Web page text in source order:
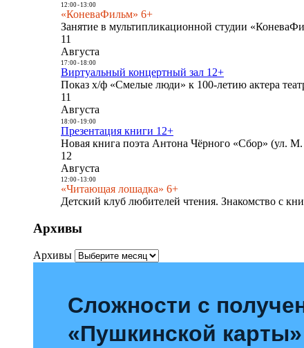
12:00- 13:00
«КоневаФильм» 6+
Занятие в мультипликационной студии
11
Августа
17:00- 18:00
Виртуальный концертный зал 12+
Показ х/ф «Смелые люди» к 100-летию актера
11
Августа
18:00- 19:00
Презентация книги 12+
Новая книга поэта Антона Чёрного «Сбор» (ул.
12
Августа
12:00- 13:00
«Читающая лошадка» 6+
Детский клуб любителей чтения. Знакомство с
Архивы
Архивы
Сложности с
«Пушкинской